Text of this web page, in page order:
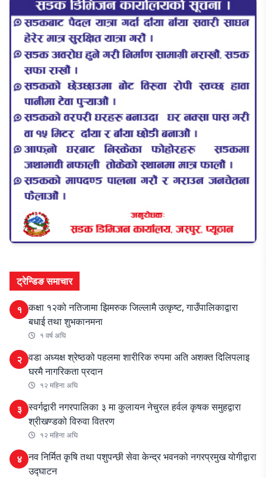
ट्रेन्डिङ समाचार
१ कक्षा १२को नतिजामा झिमरुक जिल्लामै उत्कृष्ट, गाउँपालिकाद्वारा
बधाई तथा शुभकानमना
१ वर्ष अघि
२ वडा अध्यक्ष श्रेष्ठको पहलमा शारीरिक रुपमा अति अशक्त दिलिपलाइ
घरमै नागरिकता प्रदान
१२ महिना अघि
३ स्वर्गद्वारी नगरपालिका ३ मा कुलायन नेचुरल हर्वल कृषक समुहद्वारा
श्रीखण्डको विरुवा वितरण
१२ महिना अघि
४ नव निर्मित कृषि तथा पशुपन्छी सेवा केन्द्र भवनको नगरप्रमुख योगीद्वारा
उद्घाटन